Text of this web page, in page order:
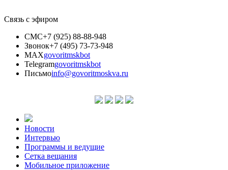
Связь с эфиром
СМС+7 (925) 88-88-948
Звонок+7 (495) 73-73-948
MAXgovoritmskbot
Telegramgovoritmskbot
Письмоinfo@govoritmoskva.ru
Новости
Интервью
Программы и ведущие
Сетка вещания
Мобильное приложение